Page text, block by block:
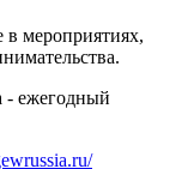
мероприятиях,
- ежегодный